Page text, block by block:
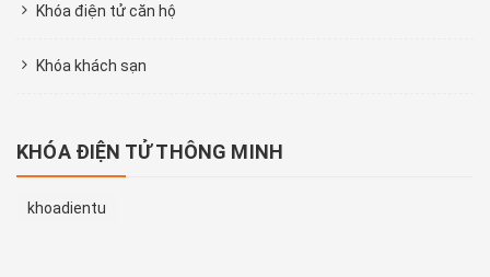
Khóa điện tử căn hộ
Khóa khách sạn
KHÓA ĐIỆN TỬ THÔNG MINH
khoadientu